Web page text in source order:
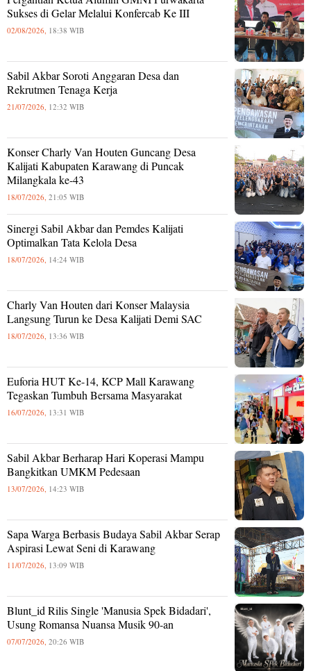
Sukses di Gelar Melalui Konfercab Ke III
02/08/2026, 18:38 WIB
Sabil Akbar Soroti Anggaran Desa dan
Rekrutmen Tenaga Kerja
21/07/2026, 12:32 WIB
Konser Charly Van Houten Guncang Desa
Kalijati Kabupaten Karawang di Puncak
Milangkala ke-43
18/07/2026, 21:05 WIB
Sinergi Sabil Akbar dan Pemdes Kalijati
Optimalkan Tata Kelola Desa
18/07/2026, 14:24 WIB
Charly Van Houten dari Konser Malaysia
Langsung Turun ke Desa Kalijati Demi SAC
18/07/2026, 13:36 WIB
Euforia HUT Ke-14, KCP Mall Karawang
Tegaskan Tumbuh Bersama Masyarakat
16/07/2026, 13:31 WIB
Sabil Akbar Berharap Hari Koperasi Mampu
Bangkitkan UMKM Pedesaan
13/07/2026, 14:23 WIB
Sapa Warga Berbasis Budaya Sabil Akbar Serap
Aspirasi Lewat Seni di Karawang
11/07/2026, 13:09 WIB
Blunt_id Rilis Single 'Manusia Spek Bidadari',
Usung Romansa Nuansa Musik 90-an
07/07/2026, 20:26 WIB